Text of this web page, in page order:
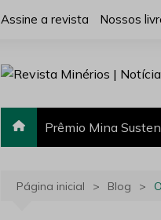
Assine a revista Nossos
Prêmio Mina
Página inicial Blog